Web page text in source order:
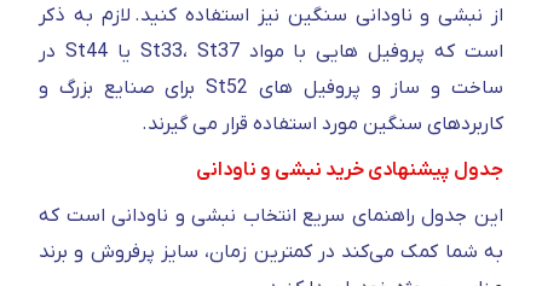
از نبشی و ناودانی سنگین نیز استفاده کنید. لازم به ذکر
است که پروفیل هایی با مواد St33، St37 یا St44 در
ساخت و ساز و پروفیل های St52 برای صنایع بزرگ و
کاربردهای سنگین مورد استفاده قرار می گیرند.
جدول پیشنهادی خرید نبشی و ناودانی
این جدول راهنمای سریع انتخاب نبشی و ناودانی است که
به شما کمک می‌کند در کمترین زمان، سایز پرفروش و برند